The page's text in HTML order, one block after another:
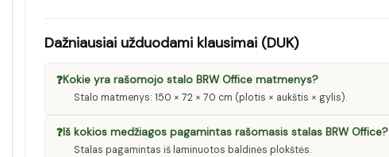
Dažniausiai užduodami klausimai (DUK)
❓Kokie yra rašomojo stalo BRW Office matmenys?
Stalo matmenys: 150 × 72 × 70 cm (plotis × aukštis × gylis).
❓Iš kokios medžiagos pagamintas rašomasis stalas BRW Office?
Stalas pagamintas iš laminuotos baldinės plokštės.